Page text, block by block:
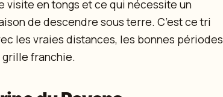
en tongs et ce qui nécessite un
de descendre sous terre. C’est ce tri
les vraies distances, les bonnes périodes
grille franchie.